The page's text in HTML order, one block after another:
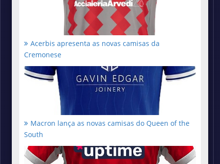
Acerbis apresenta as novas camisas da
Cremonese
Macron lança as novas camisas do Queen of the
South